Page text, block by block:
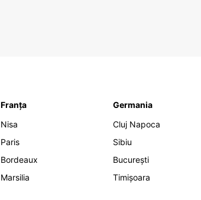
Franța
Nisa
Paris
Bordeaux
Marsilia
Germania
Cluj Napoca
Sibiu
București
Timișoara